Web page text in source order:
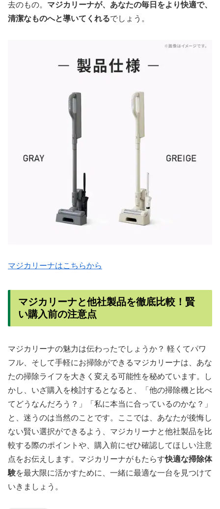
去のもの。 マジカリーナが、あなたの毎日をより快適で、
清潔なものへと導いてくれるでしょう。
マジカリーナはこちらから
マジカリーナと他社製品を徹底比較！賢
い購入前の注意点
マジカリーナの魅力は伝わったでしょうか？ 軽くてパワ
フル、そして手軽にお掃除ができるマジカリーナは、あな
たの掃除ライフを大きく変える可能性を秘めています。し
かし、いざ購入を検討するとなると、「他の掃除機と比べ
てどうなんだろう？」「私に本当に合っているのかな？」
と、迷うのは当然のことです。ここでは、あなたが後悔し
ない賢い選択ができるよう、マジカリーナと他社製品を比
較する際のポイントや、購入前にぜひ確認してほしい注意
点をお伝えします。マジカリーナがもたらす快適な掃除体
験を最大限に活かすために、一緒に最適な一台を見つけて
いきましょう。